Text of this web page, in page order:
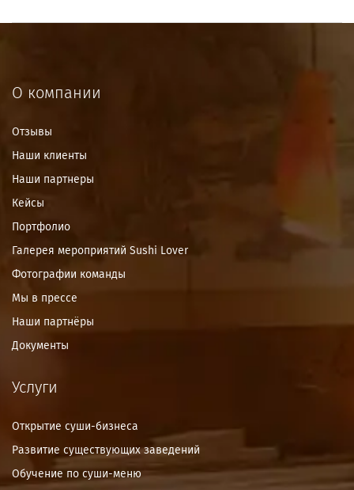
О компании
Отзывы
Наши клиенты
Наши партнеры
Кейсы
Портфолио
Галерея мероприятий Sushi Lover
Фотографии команды
Мы в прессе
Наши партнёры
Документы
Услуги
Открытие суши-бизнеса
Развитие существующих заведений
Обучение по суши-меню